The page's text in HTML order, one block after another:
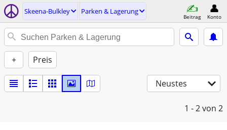
Skeena-Bulkley Parken & Lagerung
Beitrag Konto
+ Preis
Neustes
1 - 2von 2